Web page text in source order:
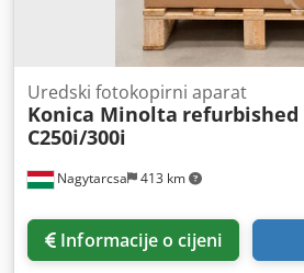
Nagytarcsa 413 km
Uredski fotokopirni aparat
Konica Minolta refurbished
C250i/300i
Informacije o cijeni